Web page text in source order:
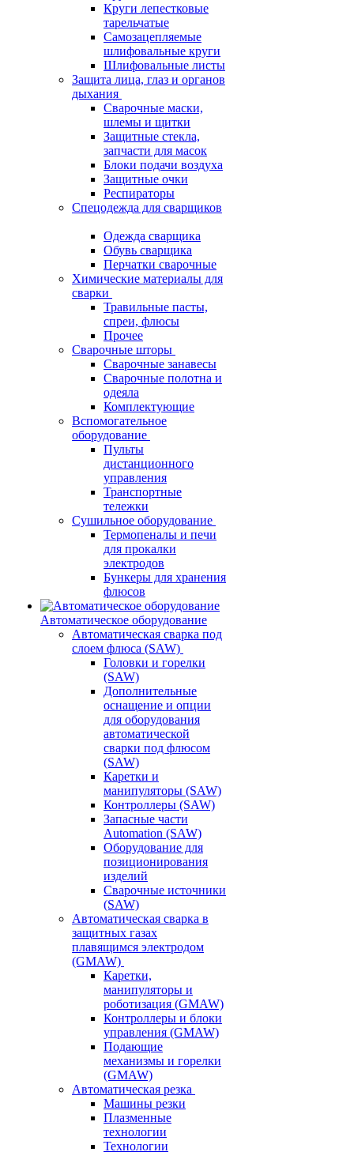
Круги лепестковые
тарельчатые
Самозацепляемые
шлифовальные круги
Шлифовальные листы
Защита лица, глаз и органов
дыхания
Сварочные маски,
шлемы и щитки
Защитные стекла,
запчасти для масок
Блоки подачи воздуха
Защитные очки
Респираторы
Спецодежда для сварщиков
Одежда сварщика
Обувь сварщика
Перчатки сварочные
Химические материалы для
сварки
Травильные пасты,
спреи, флюсы
Прочее
Сварочные шторы
Сварочные занавесы
Сварочные полотна и
одеяла
Комплектующие
Вспомогательное
оборудование
Пульты
дистанционного
управления
Транспортные
тележки
Сушильное оборудование
Термопеналы и печи
для прокалки
электродов
Бункеры для хранения
флюсов
Автоматическое оборудование
Автоматическая сварка под
слоем флюса (SAW)
Головки и горелки
(SAW)
Дополнительные
оснащение и опции
для оборудования
автоматической
сварки под флюсом
(SAW)
Каретки и
манипуляторы (SAW)
Контроллеры (SAW)
Запасные части
Automation (SAW)
Оборудование для
позиционирования
изделий
Сварочные источники
(SAW)
Автоматическая сварка в
защитных газах
плавящимся электродом
(GMAW)
Каретки,
манипуляторы и
роботизация (GMAW)
Контроллеры и блоки
управления (GMAW)
Подающие
механизмы и горелки
(GMAW)
Автоматическая резка
Машины резки
Плазменные
технологии
Технологии